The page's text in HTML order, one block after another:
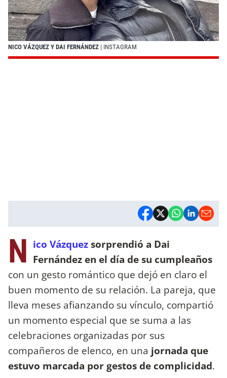
NICO VÁZQUEZ Y DAI FERNÁNDEZ | INSTAGRAM
N ico Vázquezsorprendió a Dai
Fernández en el día de su cumpleaños
con un gesto romántico que dejó en claro el
buen momento de su relación. La pareja, que
lleva meses afianzando su vínculo, compartió
un momento especial que se suma a las
celebraciones organizadas por sus
compañeros de elenco, en una jornada que
estuvo marcada por gestos de complicidad.